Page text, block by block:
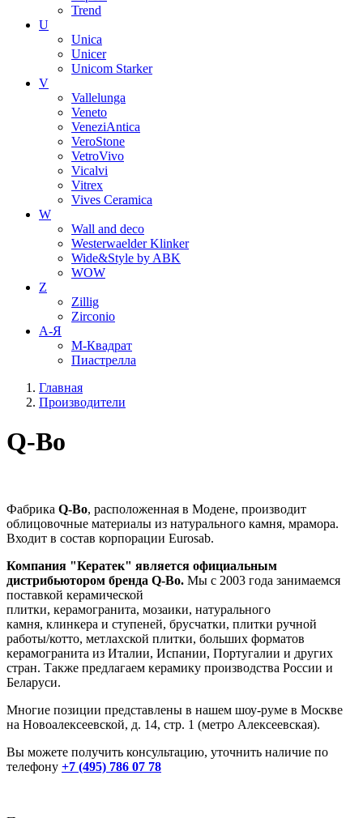
Trend
U
Unica
Unicer
Unicom Starker
V
Vallelunga
Veneto
VeneziAntica
VeroStone
VetroVivo
Vicalvi
Vitrex
Vives Ceramica
W
Wall and deco
Westerwaelder Klinker
Wide&Style by ABK
WOW
Z
Zillig
Zirconio
А-Я
М-Квадрат
Пиастрелла
Главная
Производители
Q-Bo
Фабрика Q-Bo, расположенная в Модене, производит
облицовочные материалы из натурального камня, мрамора.
Входит в состав корпорации Eurosab.
Компания "Кератек" является официальным
дистрибьютором бренда Q-Bo. Мы с 2003 года занимаемся
поставкой керамической
плитки, керамогранита, мозаики, натурального
камня, клинкера и ступеней, брусчатки, плитки ручной
работы/котто, метлахской плитки, больших форматов
керамогранита из Италии, Испании, Португалии и других
стран. Также предлагаем керамику производства России и
Беларуси.
Многие позиции представлены в нашем шоу-руме в Москве
на Новоалексеевской, д. 14, стр. 1 (метро Алексеевская).
Вы можете получить консультацию, уточнить наличие по
телефону +7 (495) 786 07 78